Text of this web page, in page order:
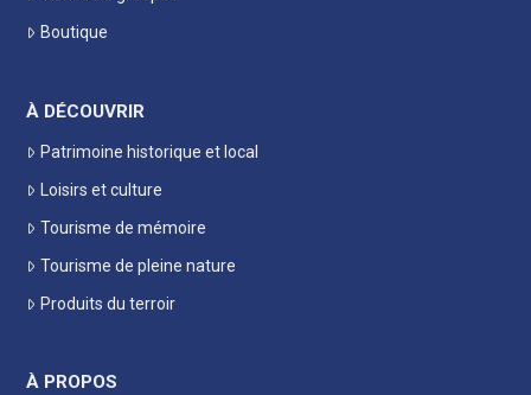
Boutique
À DÉCOUVRIR
Patrimoine historique et local
Loisirs et culture
Tourisme de mémoire
Tourisme de pleine nature
Produits du terroir
À PROPOS